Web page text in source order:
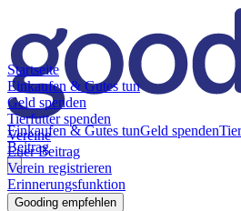
Einkaufen & Gutes tunGeld spenden
Beitrag
Startseite
Einkaufen & Gutes tun
Geld spenden
Tierfutter spenden
Vereine
Euer Beitrag
Verein registrieren
Erinnerungsfunktion
Gooding empfehlen